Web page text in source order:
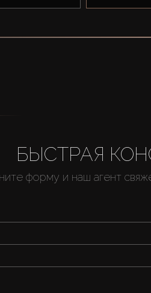
БЫСТРАЯ
форму и наш агент